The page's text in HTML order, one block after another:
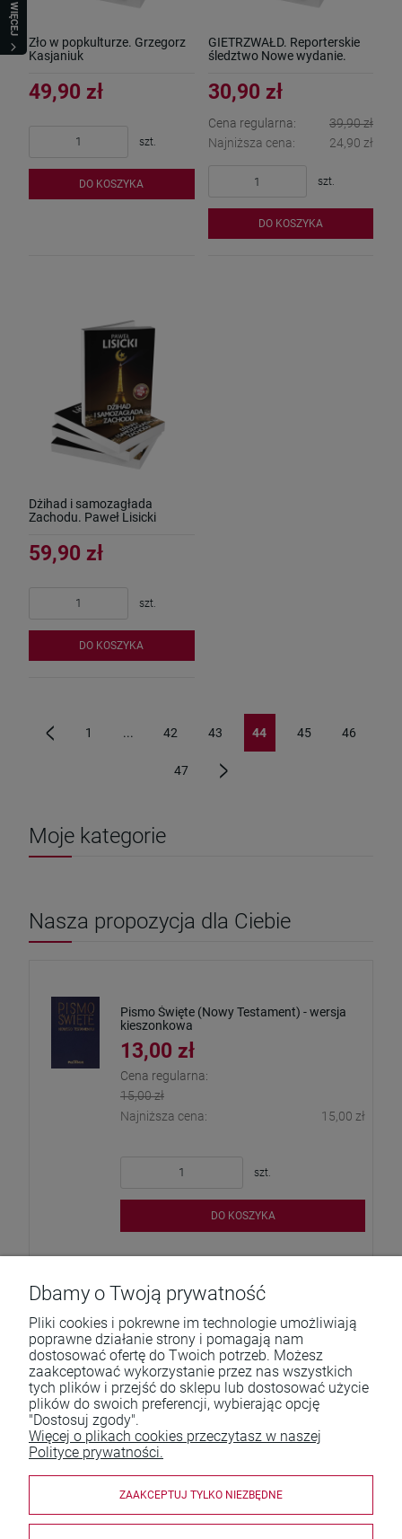
WIĘCEJ
Zło w popkulturze. Grzegorz
Kasjaniuk
49,90 zł
szt.
DO KOSZYKA
GIETRZWAŁD. Reporterskie
śledztwo Nowe wydanie.
30,90 zł
Cena regularna:
39,90 zł
Najniższa cena:
24,90 zł
szt.
DO KOSZYKA
Dżihad i samozagłada
Zachodu. Paweł Lisicki
59,90 zł
szt.
DO KOSZYKA
1 ... 42 43 44 45 46
47
Moje kategorie
Nasza propozycja dla Ciebie
Pismo Święte (Nowy Testament) - wersja
kieszonkowa
13,00 zł
Cena regularna:
15,00 zł
Najniższa cena:
15,00 zł
szt.
DO KOSZYKA
Pomoc
Moje konto
Płatności i dostawa
Informacje
O nas
Dbamy o Twoją prywatność
Pliki cookies i pokrewne im technologie umożliwiają
poprawne działanie strony i pomagają nam
dostosować ofertę do Twoich potrzeb. Możesz
zaakceptować wykorzystanie przez nas wszystkich
tych plików i przejść do sklepu lub dostosować użycie
plików do swoich preferencji, wybierając opcję
"Dostosuj zgody".
Więcej o plikach cookies przeczytasz w naszej
Polityce prywatności.
ZAAKCEPTUJ TYLKO NIEZBĘDNE